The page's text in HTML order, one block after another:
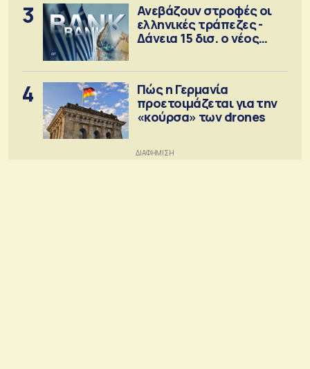
3
Ανεβάζουν στροφές οι
ελληνικές τράπεζες -
Δάνεια 15 δισ. ο νέος
4
Πώς η Γερμανία
προετοιμάζεται για την
«κούρσα» των drones